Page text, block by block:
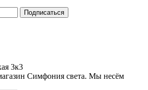
3к3
Симфония света. Мы несём